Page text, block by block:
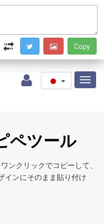
ペツール
ンクリックでコピーして、
インにそのまま貼り付け